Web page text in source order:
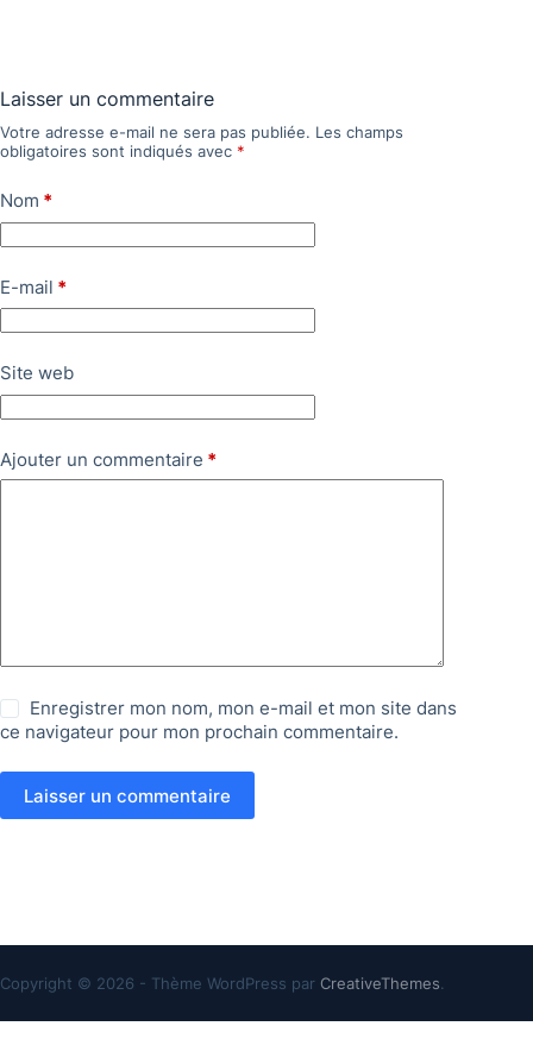
Laisser un commentaire
Votre adresse e-mail ne sera pas publiée. Les champs
obligatoires sont indiqués avec *
Nom *
E-mail *
Site web
Ajouter un commentaire *
Enregistrer mon nom, mon e-mail et mon site dans
ce navigateur pour mon prochain commentaire.
Laisser un commentaire
Copyright © 2026 - Thème WordPress par CreativeThemes